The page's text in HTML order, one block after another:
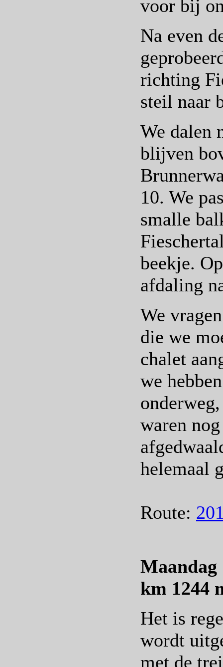
voor bij
Na even
richting
steil naar
We dalen
blijven
10. We
smalle
beekje.
afdaling
We
die we
chalet
we
waren
helemaal
Route:
Maandag
km 1244
Het is
wordt
met de